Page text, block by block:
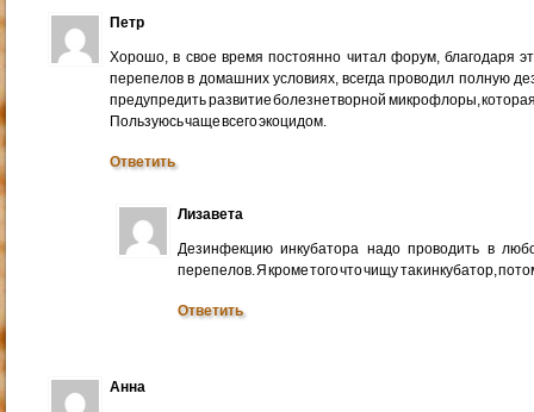
Петр
Хорошо, в свое время постоянно читал форум, благодаря
перепелов в домашних условиях, всегда проводил полную
предупредить развитие болезнетворной микрофлоры,
Пользуюсь чаще всего экоцидом.
Ответить
Лизавета
Дезинфекцию инкубатора надо проводить в
перепелов. Я кроме того что чищу так инкубатор,
Ответить
Анна